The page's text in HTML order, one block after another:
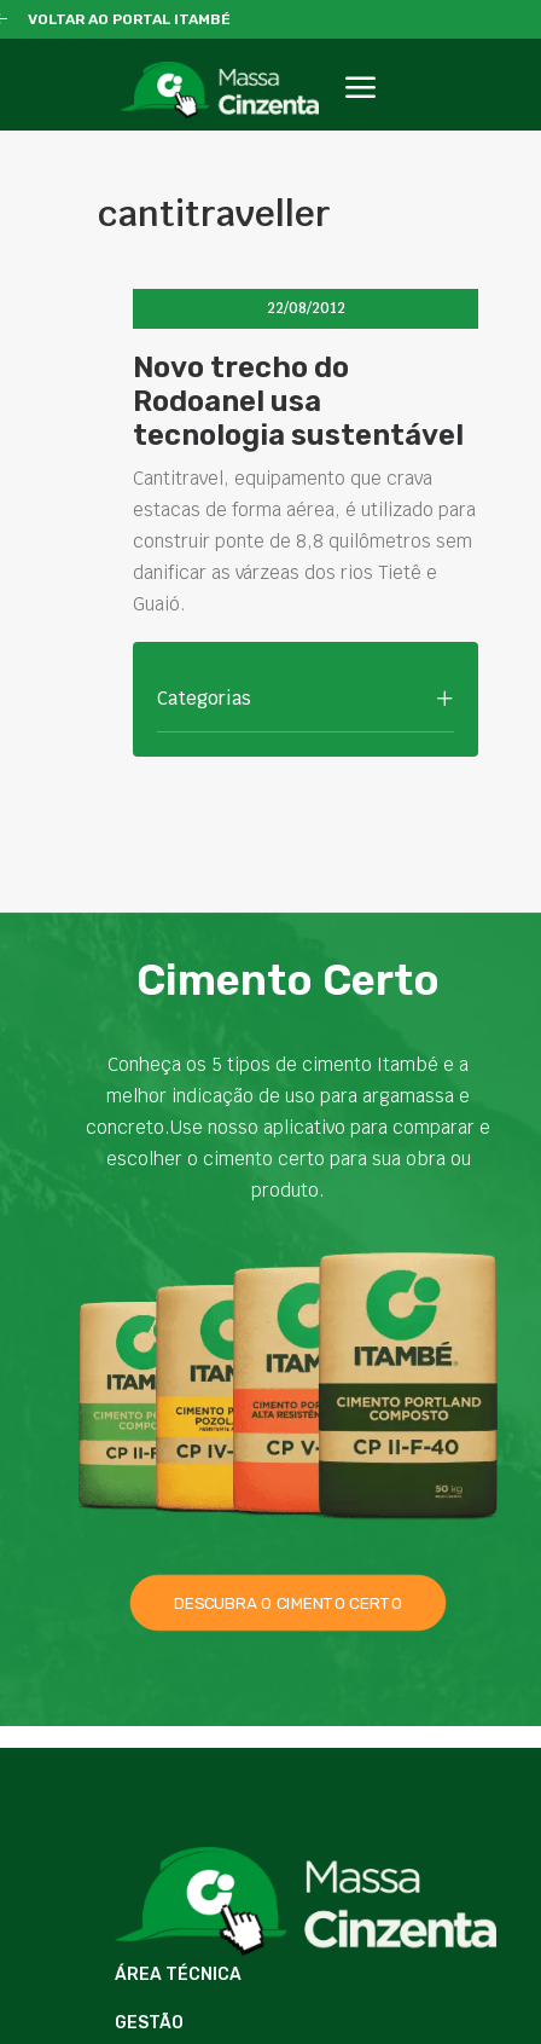
VOLTAR AO PORTAL ITAMBÉ
cantitraveller
22/08/2012
Novo trecho do
Rodoanel usa
tecnologia sustentável
Cantitravel, equipamento que crava
estacas de forma aérea, é utilizado para
construir ponte de 8,8 quilômetros sem
danificar as várzeas dos rios Tietê e
Guaió.
Categorias
Cimento Certo
Conheça os 5 tipos de cimento Itambé e a
melhor indicação de uso para argamassa e
concreto.Use nosso aplicativo para comparar e
escolher o cimento certo para sua obra ou
produto.
DESCUBRA O CIMENTO CERTO
ÁREA TÉCNICA
GESTÃO